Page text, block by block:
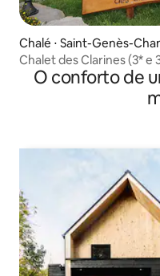
Chalé ⋅ Saint-Genès-
Chalet des Clarines (3* e
O conforto de